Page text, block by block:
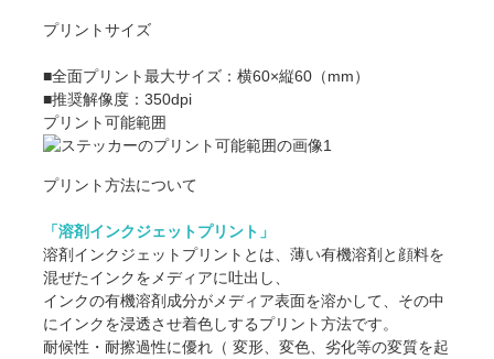
プリントサイズ
■全面プリント最大サイズ：横60×縦60（mm）
■推奨解像度：350dpi
プリント可能範囲
プリント方法について
「溶剤インクジェットプリント」
溶剤インクジェットプリントとは、薄い有機溶剤と顔料を
混ぜたインクをメディアに吐出し、
インクの有機溶剤成分がメディア表面を溶かして、その中
にインクを浸透させ着色しするプリント方法です。
耐候性・耐擦過性に優れ（ 変形、変色、劣化等の変質を起